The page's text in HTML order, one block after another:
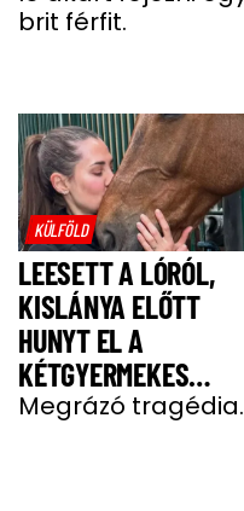
MIATT
brit férfit.
KÜLFÖLD
LEESETT A LÓRÓL,
KISLÁNYA ELŐTT
HUNYT EL A
KÉTGYERMEKES
DONATELLA
Megrázó tragédia.